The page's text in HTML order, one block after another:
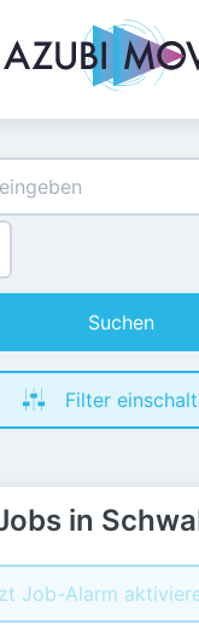
Suchen
Filter
in
Job-Alarm